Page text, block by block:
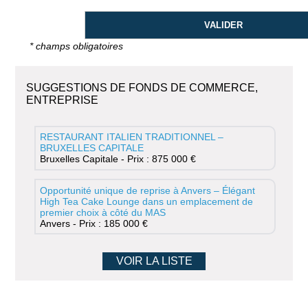
* champs obligatoires
SUGGESTIONS DE FONDS DE COMMERCE,
ENTREPRISE
RESTAURANT ITALIEN TRADITIONNEL –
BRUXELLES CAPITALE
Bruxelles Capitale - Prix : 875 000 €
Opportunité unique de reprise à Anvers – Élégant
High Tea Cake Lounge dans un emplacement de
premier choix à côté du MAS
Anvers - Prix : 185 000 €
VOIR LA LISTE